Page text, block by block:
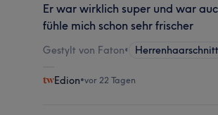
Er war wirklich super und war
fühle mich schon sehr frischer
Gestylt von Faton• Herrenhaarschnitt
Edion•vor 22 Tagen